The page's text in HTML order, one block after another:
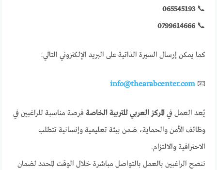
📞
065545193
📞
0799614666
كما يمكن إرسال السيرة الذاتية على البريد الإلكتروني التالي:
📧
info@thearabcenter.com
يُعد العمل فيالمركز العربي للتربية الخاصة فرصة مناسبة للراغبين في
وظائف الأمن والحماية، ضمن بيئة تعليمية وإنسانية تتطلب
الاحترافية والالتزام.
ننصح الراغبين بالعمل بالتواصل مباشرة خلال الوقت المحدد لضمان